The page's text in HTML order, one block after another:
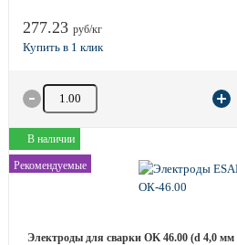
277.23 руб/кг
Количество товара
В наличии
Рекомендуемые
Электроды для сварки OK 46.00 (d 4,0